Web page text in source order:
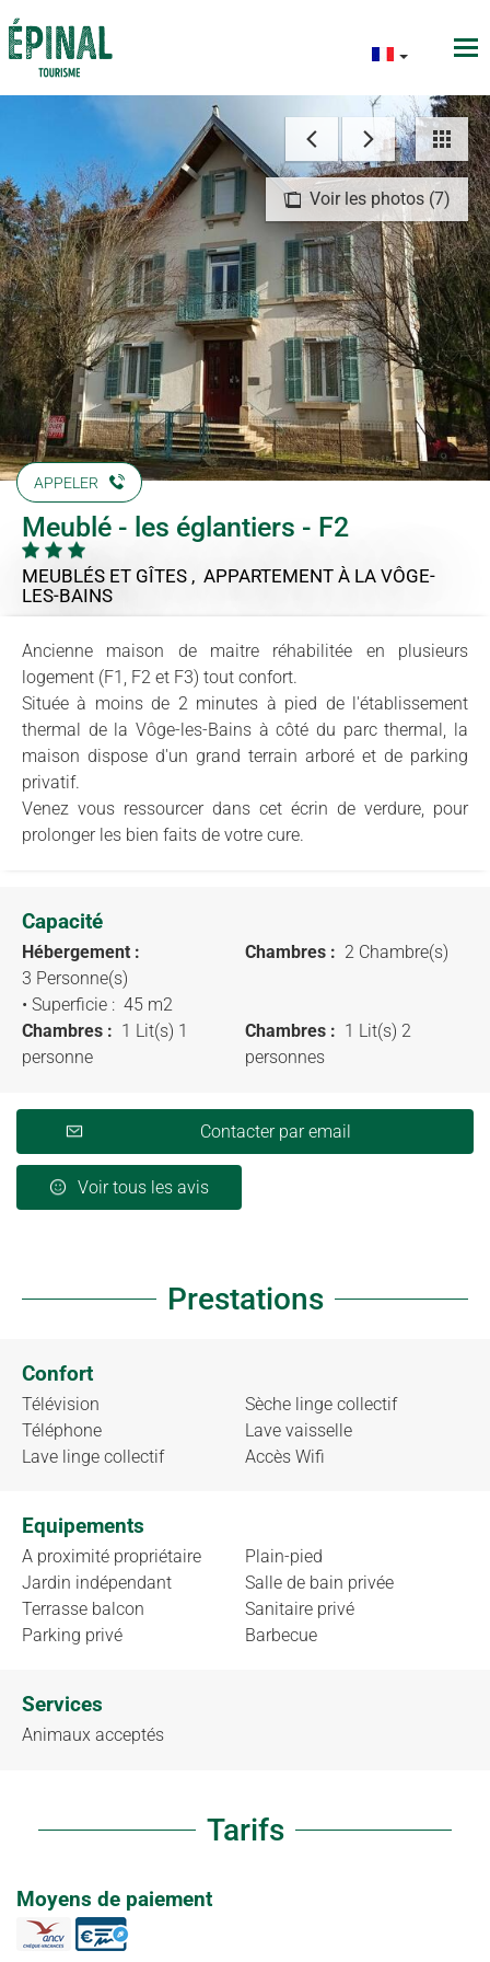
Voir les photos (7)
APPELER
Meublé - les églantiers - F2
MEUBLÉS ET GÎTES , APPARTEMENT À LA VÔGE-
LES-BAINS
Ancienne maison de maitre réhabilitée en plusieurs
logement (F1, F2 et F3) tout confort.
Située à moins de 2 minutes à pied de l'établissement
thermal de la Vôge-les-Bains à côté du parc thermal, la
maison dispose d'un grand terrain arboré et de parking
privatif.
Venez vous ressourcer dans cet écrin de verdure, pour
prolonger les bien faits de votre cure.
Capacité
Hébergement :
3 Personne(s)
• Superficie : 45 m2
Chambres : 2 Chambre(s)
Chambres : 1 Lit(s) 1
personne
Chambres : 1 Lit(s) 2
personnes
Contacter par email
Voir tous les avis
Prestations
Confort
Télévision
Téléphone
Lave linge collectif
Sèche linge collectif
Lave vaisselle
Accès Wifi
Equipements
A proximité propriétaire
Jardin indépendant
Terrasse balcon
Parking privé
Plain-pied
Salle de bain privée
Sanitaire privé
Barbecue
Services
Animaux acceptés
Tarifs
Moyens de paiement